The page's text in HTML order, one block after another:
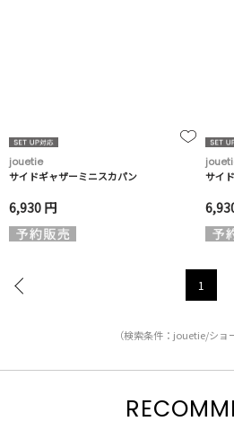
jouetie
サイドギャザーミニスカパン
6,930 円
サイ
1
（検索条件：jouetie/ショ